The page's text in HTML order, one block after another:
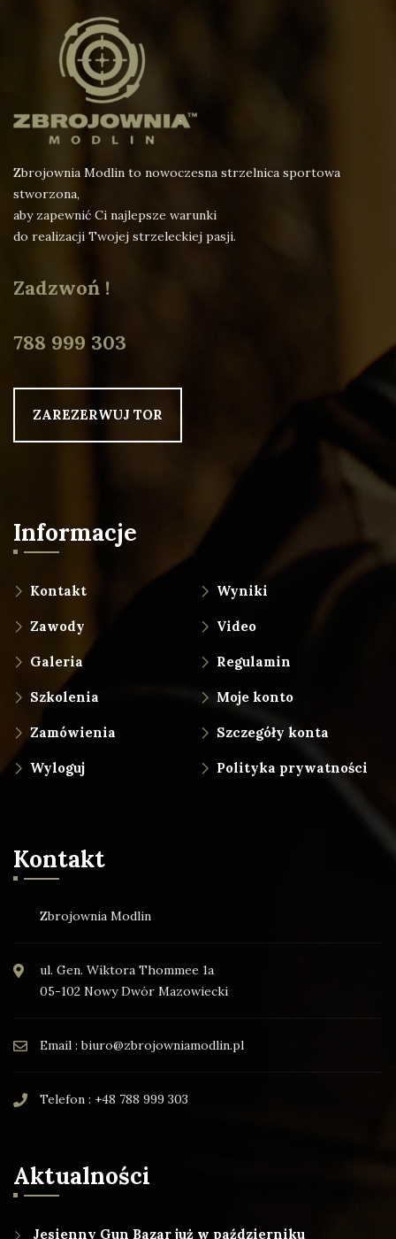
Zbrojownia Modlin to nowoczesna strzelnica sportowa
stworzona,
aby zapewnić Ci najlepsze warunki
do realizacji Twojej strzeleckiej pasji.
Zadzwoń !
788 999 303
ZAREZERWUJ TOR
Informacje
Kontakt Wyniki
Zawody Video
Galeria Regulamin
Szkolenia Moje konto
Zamówienia Szczegóły konta
Wyloguj Polityka prywatności
Kontakt
Zbrojownia Modlin
ul. Gen. Wiktora Thommee 1a
05-102 Nowy Dwór Mazowiecki
Email : biuro@zbrojowniamodlin.pl
Telefon : +48 788 999 303
Aktualności
Jesienny Gun Bazar już w październiku